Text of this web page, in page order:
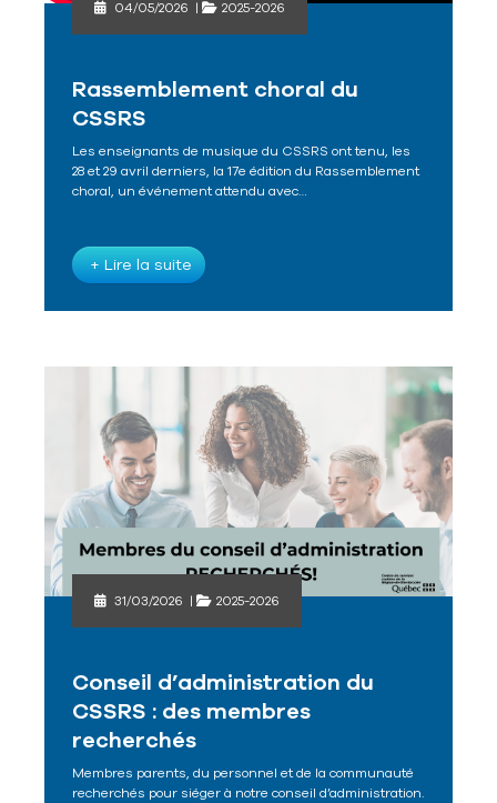
04/05/2026 | 2025-2026
Rassemblement choral du
CSSRS
Les enseignants de musique du CSSRS ont tenu, les
28 et 29 avril derniers, la 17e édition du Rassemblement
choral, un événement attendu avec…
+ Lire la suite
31/03/2026 | 2025-2026
Conseil d’administration du
CSSRS : des membres
recherchés
Membres parents, du personnel et de la communauté
recherchés pour siéger à notre conseil d’administration.